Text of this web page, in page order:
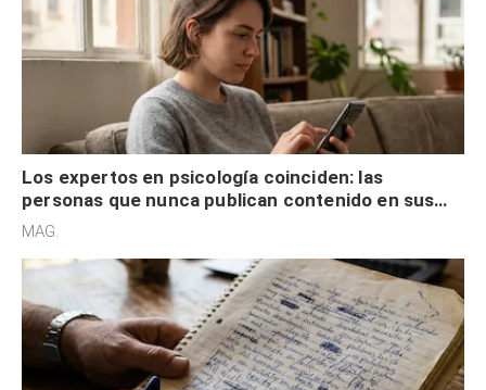
Los expertos en psicología coinciden: las
personas que nunca publican contenido en sus
redes sociales no pretenden buscar validación
MAG.